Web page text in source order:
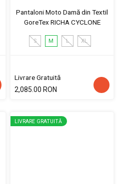
Pantaloni Moto Damă din Textil
GoreTex RICHA CYCLONE
S M L XL
Livrare Gratuită
2,085.00 RON
LIVRARE GRATUITĂ